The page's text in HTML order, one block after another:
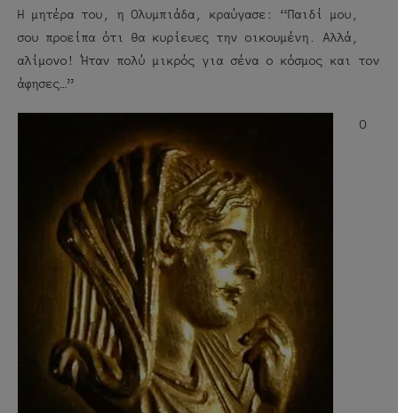
Η μητέρα του, η Ολυμπιάδα, κραύγασε: “Παιδί μου,
σου προείπα ότι θα κυρίευες την οικουμένη. Αλλά,
αλίμονο! Ήταν πολύ μικρός για σένα ο κόσμος και τον
άφησες…”
Ο